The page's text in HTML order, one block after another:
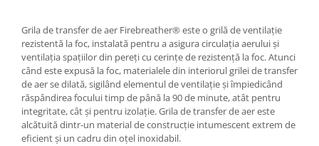
Grila de transfer de aer Firebreather® este o grilă de ventilație
rezistentă la foc, instalată pentru a asigura circulația aerului și
ventilația spațiilor din pereți cu cerințe de rezistență la foc. Atunci
când este expusă la foc, materialele din interiorul grilei de transfer
de aer se dilată, sigilând elementul de ventilație și împiedicând
răspândirea focului timp de până la 90 de minute, atât pentru
integritate, cât și pentru izolație. Grila de transfer de aer este
alcătuită dintr-un material de construcție intumescent extrem de
eficient și un cadru din oțel inoxidabil.